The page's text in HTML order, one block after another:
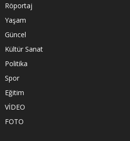
Röportaj
Yaşam
Güncel
Kültür Sanat
Politika
Spor
Eğitim
VİDEO
FOTO